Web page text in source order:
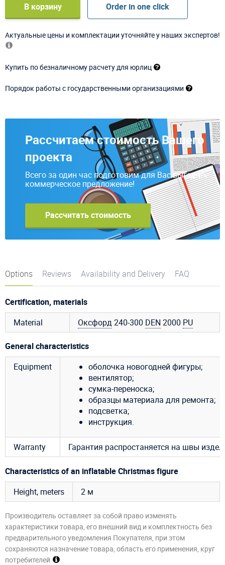
В корзину Order in one click
Актуальные цены и комплектации уточняйте у наших экспертов!
Купить по безналичному расчету для юрлиц
Порядок работы с государственными организациями
Рассчитаем стоимость Вашего
проекта
Всего за один час подготовим для Вас выгодное
коммерческое предложение!
Рассчитать стоимость
Options Reviews Availability and Delivery FAQ
Certification, materials
Material
Оксфорд240-300 DEN 2000 PU
General characteristics
Equipment
оболочка новогодней фигуры;
вентилятор;
сумка-переноска;
образцы материала для ремонта;
подсветка;
инструкция.
Warranty Гарантия распростаняется на швы
Characteristics of an inflatable Christmas figure
Height, meters
2 м
Производитель оставляет за собой право изменять
характеристики товара, его внешний вид и комплектность без
предварительного уведомления Покупателя, при этом
сохраняются назначение товара, область его применения, круг
потребителей